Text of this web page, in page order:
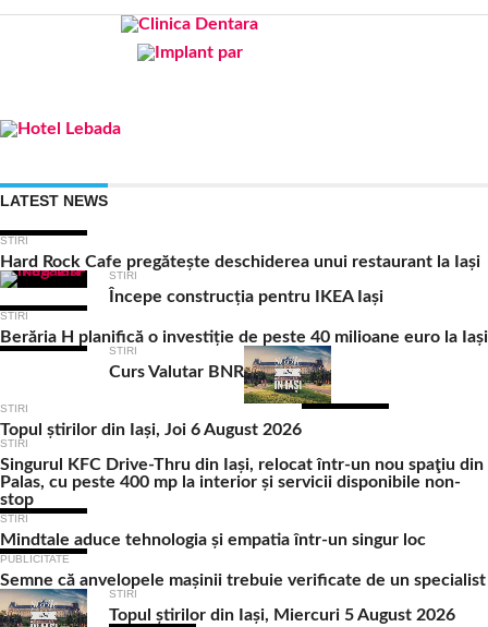
LATEST NEWS
STIRI
Hard Rock Cafe pregătește deschiderea unui restaurant la Iași
STIRI
Începe construcția pentru IKEA Iași
STIRI
Berăria H planifică o investiție de peste 40 milioane euro la Iași
STIRI
Curs Valutar BNR
STIRI
Topul știrilor din Iași, Joi 6 August 2026
STIRI
Singurul KFC Drive-Thru din Iași, relocat într-un nou spaţiu din
Palas, cu peste 400 mp la interior și servicii disponibile non-
stop
STIRI
Mindtale aduce tehnologia și empatia într-un singur loc
PUBLICITATE
Semne că anvelopele mașinii trebuie verificate de un specialist
STIRI
Topul știrilor din Iași, Miercuri 5 August 2026